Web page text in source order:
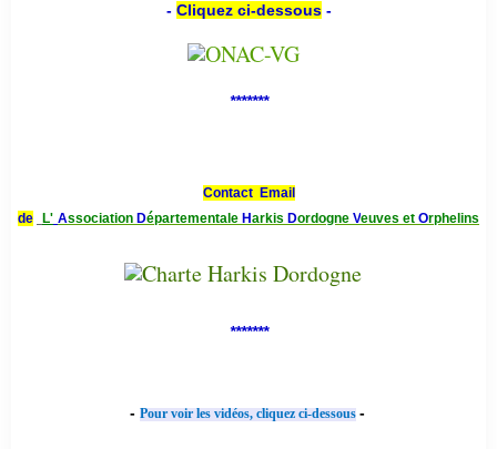
- Cliquez ci-dessous-
*******
Contact Email
de
L' Association Départementale Harkis Dordogne Veuves et Orphelins
*******
- Pour voir les vidéos, cliquez ci-dessous -